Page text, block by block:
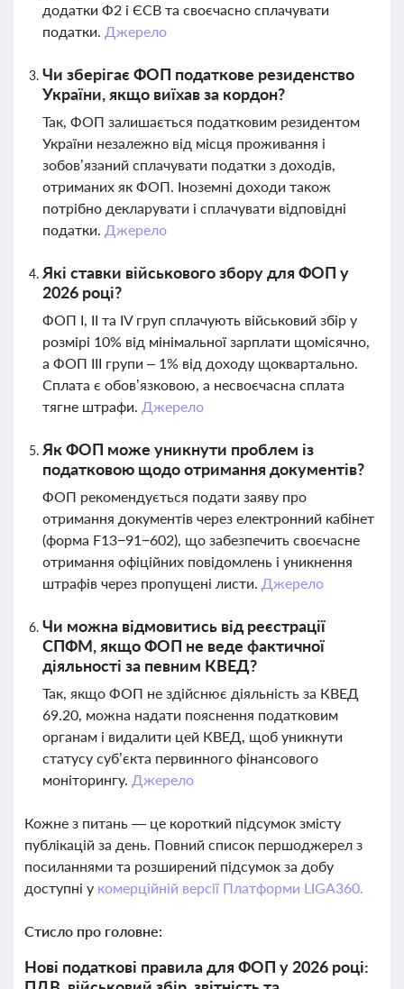
додатки Ф2 і ЄСВ та своєчасно сплачувати
податки. Джерело
Чи зберігає ФОП податкове резиденство
України, якщо виїхав за кордон?
Так, ФОП залишається податковим резидентом
України незалежно від місця проживання і
зобов’язаний сплачувати податки з доходів,
отриманих як ФОП. Іноземні доходи також
потрібно декларувати і сплачувати відповідні
податки. Джерело
Які ставки військового збору для ФОП у
2026 році?
ФОП I, II та IV груп сплачують військовий збір у
розмірі 10% від мінімальної зарплати щомісячно,
а ФОП III групи – 1% від доходу щоквартально.
Сплата є обов’язковою, а несвоєчасна сплата
тягне штрафи. Джерело
Як ФОП може уникнути проблем із
податковою щодо отримання документів?
ФОП рекомендується подати заяву про
отримання документів через електронний кабінет
(форма F13−91−602), що забезпечить своєчасне
отримання офіційних повідомлень і уникнення
штрафів через пропущені листи. Джерело
Чи можна відмовитись від реєстрації
СПФМ, якщо ФОП не веде фактичної
діяльності за певним КВЕД?
Так, якщо ФОП не здійснює діяльність за КВЕД
69.20, можна надати пояснення податковим
органам і видалити цей КВЕД, щоб уникнути
статусу суб’єкта первинного фінансового
моніторингу. Джерело
Кожне з питань — це короткий підсумок змісту
публікацій за день. Повний список першоджерел з
посиланнями та розширений підсумок за добу
доступні у комерційній версії Платформи LIGA360.
Стисло про головне:
Нові податкові правила для ФОП у 2026 році: